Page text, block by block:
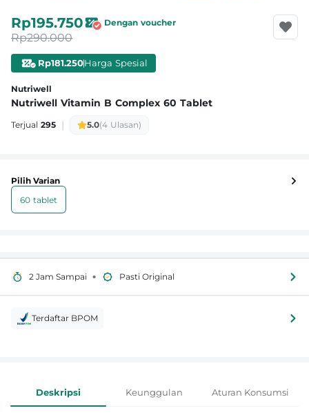
Nutriwell
Nutriwell Vitamin B Complex 60 Tablet
Terjual 295 | 5.0(4 Ulasan)
Rp195.750 Dengan voucher
Rp290.000
Rp181.250Harga Spesial
Pilih Varian
60 tablet
2 Jam Sampai • Pasti Original
Terdaftar BPOM
Informasi Produk
Deskripsi Keunggulan Aturan Konsumsi